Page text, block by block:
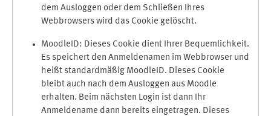
dem Ausloggen oder dem Schließen Ihres
Webbrowsers wird das Cookie gelöscht.
MoodleID: Dieses Cookie dient Ihrer Bequemlichkeit.
Es speichert den Anmeldenamen im Webbrowser und
heißt standardmäßig MoodleID. Dieses Cookie
bleibt auch nach dem Ausloggen aus Moodle
erhalten. Beim nächsten Login ist dann Ihr
Anmeldename dann bereits eingetragen. Dieses